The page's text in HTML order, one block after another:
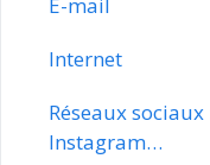
Internet
Réseaux
Instagram…